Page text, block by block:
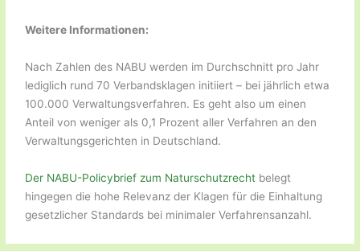
Weitere Informationen:
Nach Zahlen des NABU werden im Durchschnitt pro Jahr
lediglich rund 70 Verbandsklagen initiiert – bei jährlich etwa
100.000 Verwaltungsverfahren. Es geht also um einen
Anteil von weniger als 0,1 Prozent aller Verfahren an den
Verwaltungsgerichten in Deutschland.
Der NABU-Policybrief zum Naturschutzrecht belegt
hingegen die hohe Relevanz der Klagen für die Einhaltung
gesetzlicher Standards bei minimaler Verfahrensanzahl.